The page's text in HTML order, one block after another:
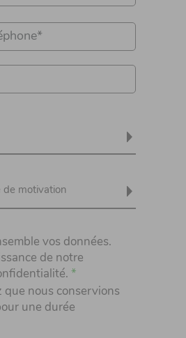
de motivation
vos données.
de notre
que nous conservions
une durée